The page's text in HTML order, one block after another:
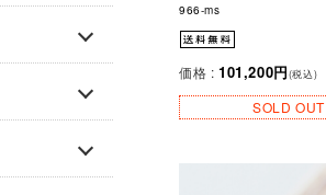
966-ms
価格 : 101,200円(税込)
SOLD OUT